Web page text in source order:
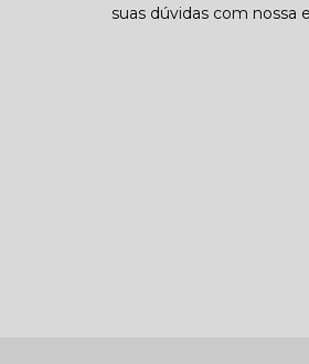
suas dúvidas com nossa